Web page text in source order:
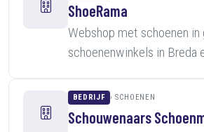
ShoeRama
Webshop met schoenen
schoenenwinkels in Breda
BEDRIJF SCHOENEN
Schouwenaars